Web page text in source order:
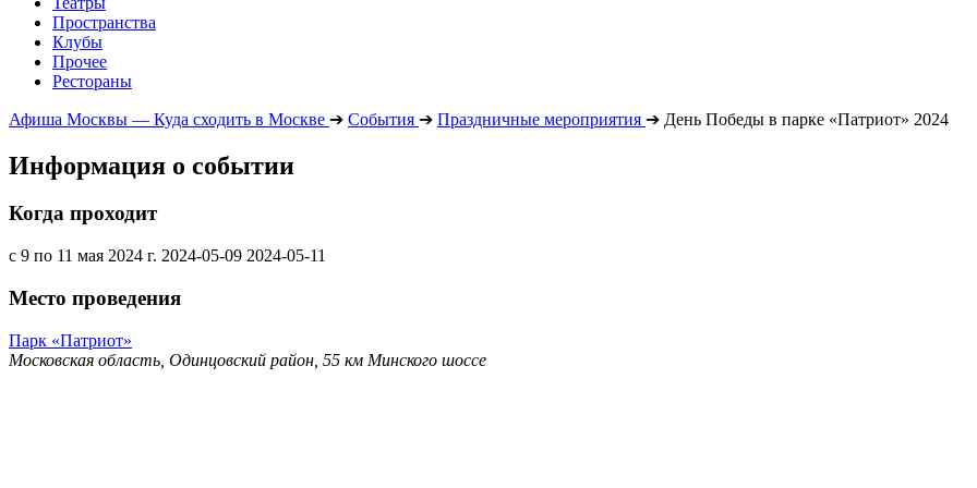
Пространства
Клубы
Прочее
Рестораны
Афиша Москвы — Куда сходить в Москве ➔ События ➔ Праздничные мероприятия ➔ День Победы в парке «Патриот» 2024
Информация о событии
Когда проходит
с 9 по 11 мая 2024 г. 2024-05-09 2024-05-11
Место проведения
Парк «Патриот»
Московская область, Одинцовский район, 55 км Минского шоссе